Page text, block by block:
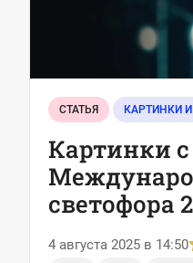
СТАТЬЯ КАРТИНКИ
Картинки с
светофора
4 августа 2025 в 14:50